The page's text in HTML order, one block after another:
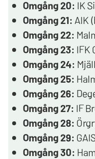
Omgång 20: IK
Omgång 21: AIK
Omgång 22:
Omgång 23: IFK
Omgång 24:
Omgång 25:
Omgång 26:
Omgång 27: IF
Omgång 28:
Omgång 29:
Omgång 30: